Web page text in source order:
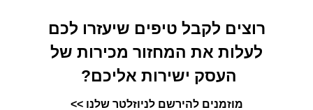
רוצים לקבל טיפים שיעזרו לכם
לעלות את המחזור מכירות של
העסק ישירות אליכם?
מוזמנים להירשם לניוזלטר שלנו >>